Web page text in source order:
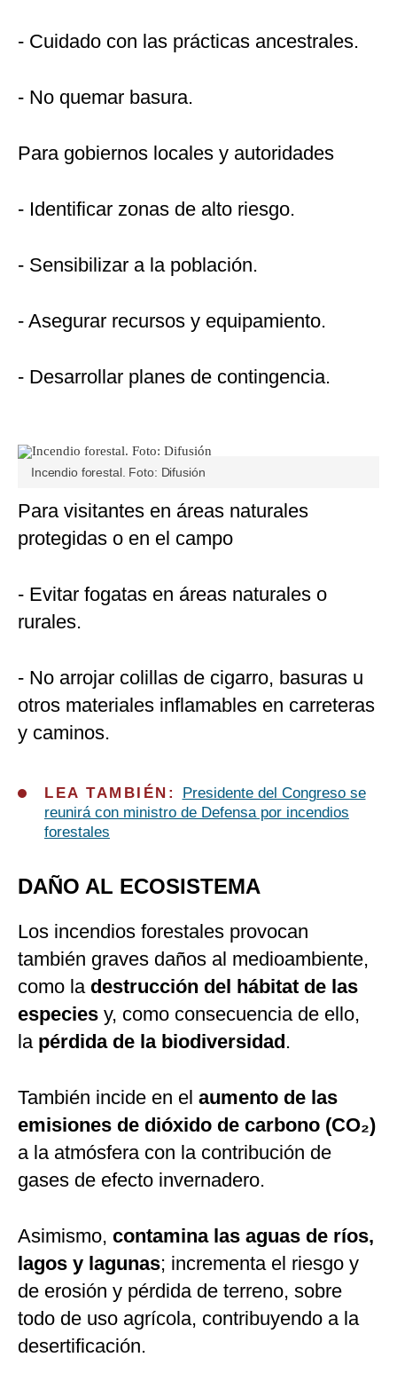
- Cuidado con las prácticas ancestrales.
- No quemar basura.
Para gobiernos locales y autoridades
- Identificar zonas de alto riesgo.
- Sensibilizar a la población.
- Asegurar recursos y equipamiento.
- Desarrollar planes de contingencia.
Incendio forestal. Foto: Difusión
Para visitantes en áreas naturales
protegidas o en el campo
- Evitar fogatas en áreas naturales o
rurales.
- No arrojar colillas de cigarro, basuras u
otros materiales inflamables en carreteras
y caminos.
LEA TAMBIÉN:
Presidente del Congreso se
reunirá con ministro de Defensa por incendios
forestales
DAÑO AL ECOSISTEMA
Los incendios forestales provocan
también graves daños al medioambiente,
como la destrucción del hábitat de las
especies y, como consecuencia de ello,
la pérdida de la biodiversidad.
También incide en el aumento de las
emisiones de dióxido de carbono (CO₂)
a la atmósfera con la contribución de
gases de efecto invernadero.
Asimismo, contamina las aguas de ríos,
lagos y lagunas; incrementa el riesgo y
de erosión y pérdida de terreno, sobre
todo de uso agrícola, contribuyendo a la
desertificación.